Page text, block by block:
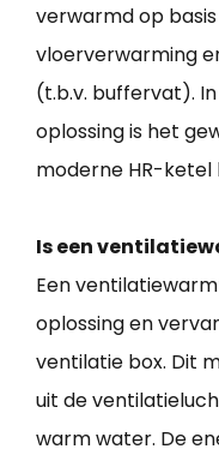
verwarmd op
vloerverwarming
(t.b.v. buffervat).
oplossing is het
moderne HR-ketel
Is een
Een
oplossing en
ventilatie box. Dit
uit de
warm water. De